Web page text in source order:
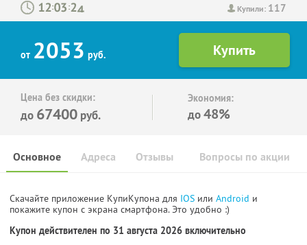
Купили: 117
: :
от 2053 руб.
Цена без скидки:
до 67400 руб.
Экономия:
до48%
Основное Отзывы Вопросы по акции
Адреса
Скачайте приложение КупиКупона для IOS или Android и
покажите купон с экрана смартфона. Это удобно :)
Купон действителен по 31 августа 2026 включительно